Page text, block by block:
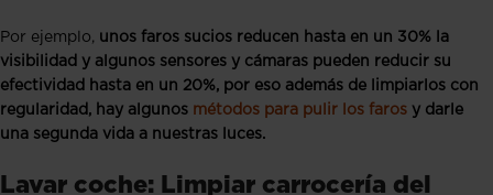
Por ejemplo, unos faros sucios reducen hasta en un 30% la
visibilidad y algunos sensores y cámaras pueden reducir su
efectividad hasta en un 20%, por eso además de limpiarlos con
regularidad, hay algunos métodos para pulir los faros y darle
una segunda vida a nuestras luces.
Lavar coche: Limpiar carrocería del